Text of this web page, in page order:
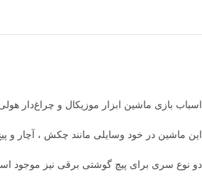
اسباب بازی ماشین ابزار موزیکال و چراغ‌دار
این ماشین در خود وسایلی مانند چکش ، آچار و
دو نوع سری برای پیچ گوشتی برقی نیز موجود